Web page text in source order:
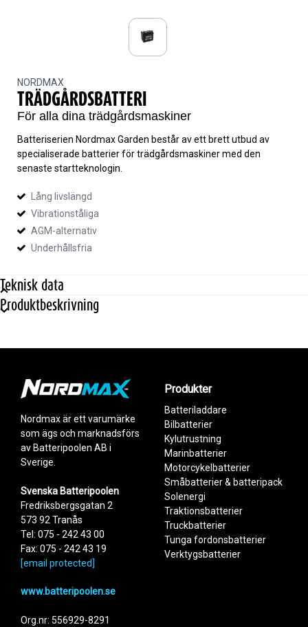
NORDMAX
TRÄDGÅRDSBATTERI
För alla dina trädgårdsmaskiner
Batteriserien Nordmax Garden består av ett brett utbud av
specialiserade batterier för trädgårdsmaskiner med den
senaste startteknologin.
Lång livslängd
Vibrationståliga
AGM-alternativ
Underhållsfria
NMU1R300
Teknisk data
Utförande
T4
Klack
B00
Mått
Bredd
132 mm
185 mm
Längd
196 mm
Vikt
7,9 kg
Produktbeskrivning
Startbatteri, Trädgård, 12V 23Ah
NMU1300
Startbatteri, Trädgård, 12V 23Ah
Startbatteri, Trädgård, 12V 28Ah
Startbatteri, Trädgård, 12V 28Ah
NMU1R300AGM
Startbatteri, trädgård: 12 V | 25 Ah
NMU1300AGM
Startbatteri, trädgård: 12 V | 25 Ah
Add to existing cart row Add as new cart row
Nordmax är ett varumärke
som ägs och marknadsförs
av Batteripoolen AB i
Sverige.
Svenska Batteripoolen
Fredriksbergsgatan 2
573 92 Tranås
Tel: 075 - 242 43 00
Fax: 075 - 242 43 19
[email protected]
www.batteripoolen.se
Org.nr: 556929-8291
Produkter
Batteriladdare
Bilbatterier
Kylutrustning
Marinbatterier
Motorcykelbatterier
Småbatterier & batteripack
Solenergi
Traktionsbatterier
Truckbatterier
Tunga fordonsbatterier
Verktygsbatterier